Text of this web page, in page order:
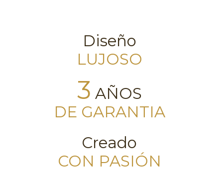
Diseño
LUJOSO
3 AÑOS
DE GARANTIA
Creado
CON PASIÓN